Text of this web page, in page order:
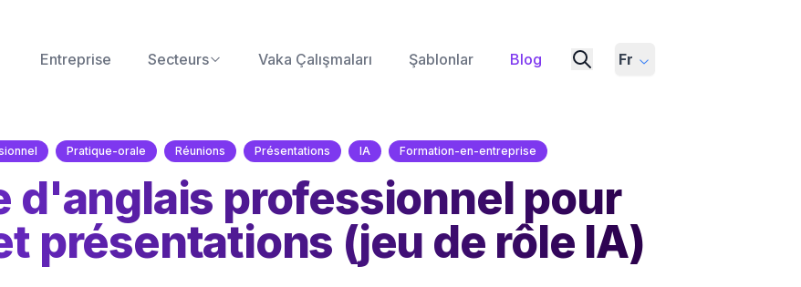
Entreprise Secteurs Vaka Çalışmaları Şablonlar Blog Fr
Pratique-orale Réunions Présentations IA Formation-en-entreprise
d'anglais professionnel pour
présentations (jeu de rôle IA)